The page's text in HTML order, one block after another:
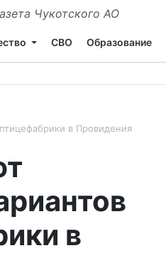
Чукотского АО
СВО Образование
в Провидения
в